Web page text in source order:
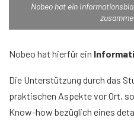
Nobeo hat ein
Nobeo hat hierfür ein
Die Unterstützung durch das
praktischen Aspekte vor Ort,
Know-how bezüglich eines